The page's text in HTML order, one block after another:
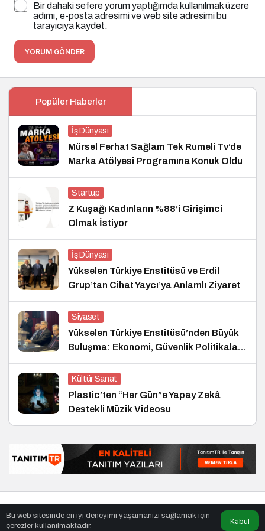
Bir dahaki sefere yorum yaptığımda kullanılmak üzere
adımı, e-posta adresimi ve web site adresimi bu
tarayıcıya kaydet.
YORUM GÖNDER
Popüler Haberler
İş Dünyası
Mürsel Ferhat Sağlam Tek Rumeli Tv’de
Marka Atölyesi Programına Konuk Oldu
Startup
Z Kuşağı Kadınların %88’i Girişimci
Olmak İstiyor
İş Dünyası
Yükselen Türkiye Enstitüsü ve Erdil
Grup’tan Cihat Yaycı’ya Anlamlı Ziyaret
Siyaset
Yükselen Türkiye Enstitüsü’nden Büyük
Buluşma: Ekonomi, Güvenlik Politikaları
ve Hukuk Konferansı
Kültür Sanat
Plastic’ten “Her Gün”e Yapay Zekâ
Destekli Müzik Videosu
Bu web sitesinde en iyi deneyimi yaşamanızı sağlamak için
çerezler kullanılmaktadır.
Kabul
en iyiler
listesi ,bihaber, sağlıklı